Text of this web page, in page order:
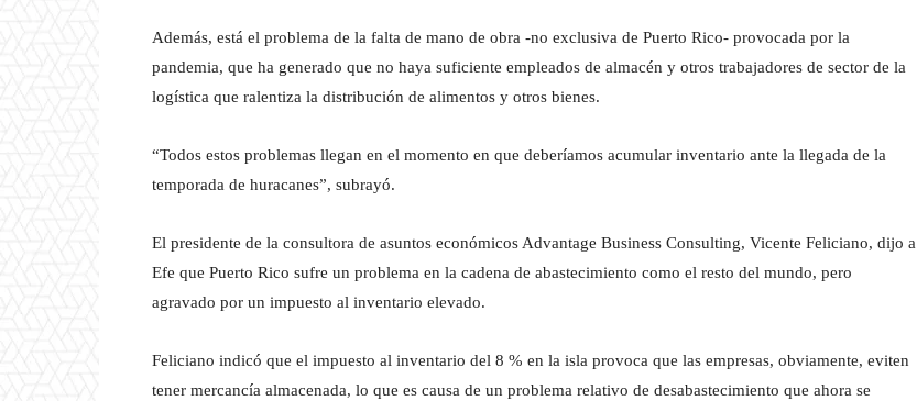
Además, está el problema de la falta de mano de obra -no exclusiva de Puerto Rico- provocada por la
pandemia, que ha generado que no haya suficiente empleados de almacén y otros trabajadores de sector de la
logística que ralentiza la distribución de alimentos y otros bienes.
“Todos estos problemas llegan en el momento en que deberíamos acumular inventario ante la llegada de la
temporada de huracanes”, subrayó.
El presidente de la consultora de asuntos económicos Advantage Business Consulting, Vicente Feliciano, dijo a
Efe que Puerto Rico sufre un problema en la cadena de abastecimiento como el resto del mundo, pero
agravado por un impuesto al inventario elevado.
Feliciano indicó que el impuesto al inventario del 8 % en la isla provoca que las empresas, obviamente, eviten
tener mercancía almacenada, lo que es causa de un problema relativo de desabastecimiento que ahora se